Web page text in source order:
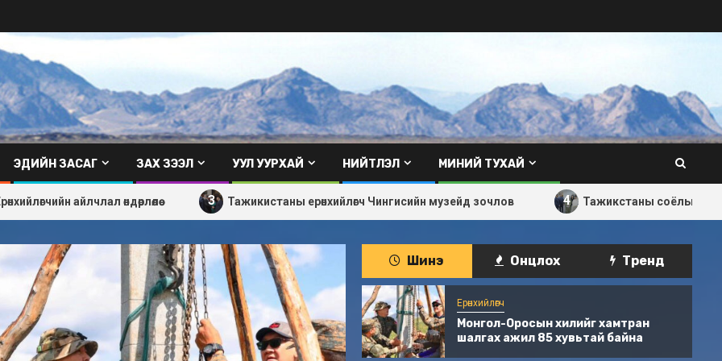
ЭДИЙН ЗАСАГ ЗАХ ЗЭЭЛ УУЛ УУРХАЙ НИЙТЛЭЛ МИНИЙ ТУХАЙ
өндөрлөлөө 3 Тажикистаны ерөнхийлөгч Чингисийн музейд зочлов 4 Тажикстаны соёлын өдөр болов
Шинэ Онцлох Трeнд
Ерөнхийлөгч
Монгол-Оросын хилийг хамтран
шалгах ажил 85 хувьтай байна